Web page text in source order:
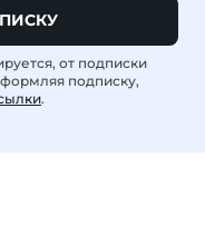
от подписки
подписку,
.